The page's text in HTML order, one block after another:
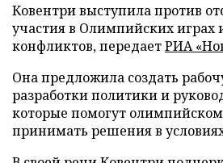
Ковентри выступила против
участия в Олимпийских играх
конфликтов, передаетРИА
Она предложила создать
разработки политики и
которые помогут
принимать решения в